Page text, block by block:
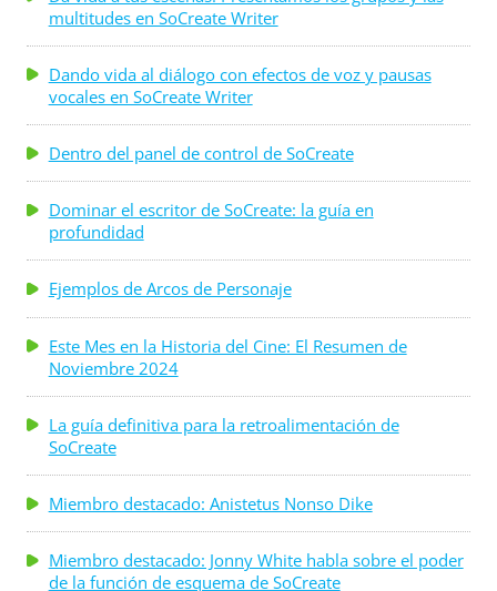
multitudes en SoCreate Writer
Dando vida al diálogo con efectos de voz y pausas
vocales en SoCreate Writer
Dentro del panel de control de SoCreate
Dominar el escritor de SoCreate: la guía en
profundidad
Ejemplos de Arcos de Personaje
Este Mes en la Historia del Cine: El Resumen de
Noviembre 2024
La guía definitiva para la retroalimentación de
SoCreate
Miembro destacado: Anistetus Nonso Dike
Miembro destacado: Jonny White habla sobre el poder
de la función de esquema de SoCreate